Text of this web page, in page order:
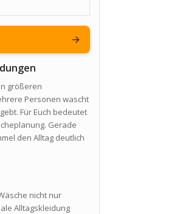
→
größeren
Personen wascht
Für Euch bedeutet
Gerade
den Alltag deutlich
nicht nur
Alltagskleidung